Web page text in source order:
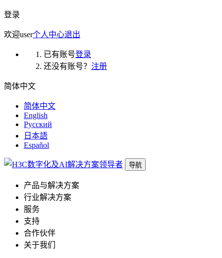
登录
欢迎user个人中心退出
已有账号登录
还没有账号？ 注册
简体中文
简体中文
English
Русский
日本語
Español
导航
产品与解决方案
行业解决方案
服务
支持
合作伙伴
关于我们